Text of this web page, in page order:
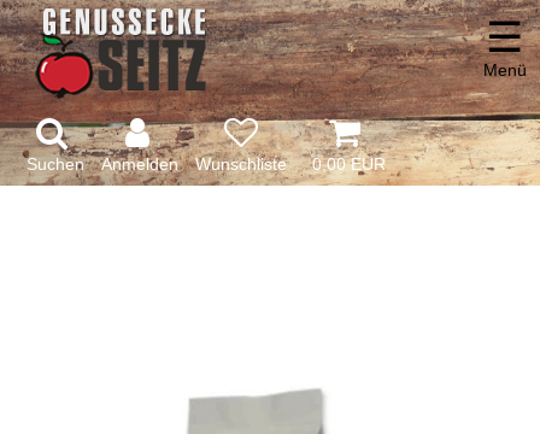
Suchen Anmelden 0,00 EUR
☰
Menü